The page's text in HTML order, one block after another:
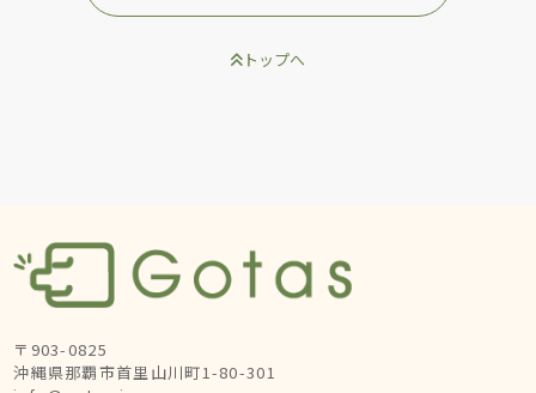
トップへ
〒903-0825
沖縄県那覇市首里山川町1-80-301